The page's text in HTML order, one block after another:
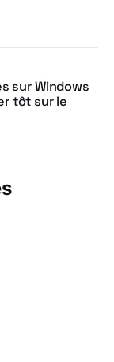
sur Windows
tôt sur le